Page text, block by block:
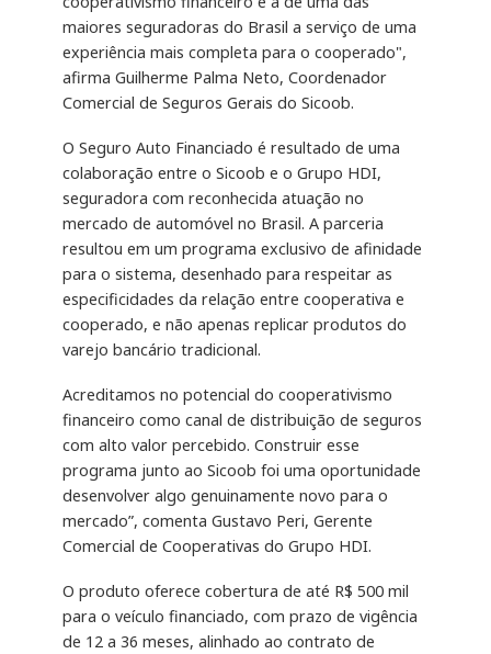
maiores seguradoras do Brasil a serviço de uma
experiência mais completa para o cooperado",
afirma Guilherme Palma Neto, Coordenador
Comercial de Seguros Gerais do Sicoob.
O Seguro Auto Financiado é resultado de uma
colaboração entre o Sicoob e o Grupo HDI,
seguradora com reconhecida atuação no
mercado de automóvel no Brasil. A parceria
resultou em um programa exclusivo de afinidade
para o sistema, desenhado para respeitar as
especificidades da relação entre cooperativa e
cooperado, e não apenas replicar produtos do
varejo bancário tradicional.
Acreditamos no potencial do cooperativismo
financeiro como canal de distribuição de seguros
com alto valor percebido. Construir esse
programa junto ao Sicoob foi uma oportunidade
desenvolver algo genuinamente novo para o
mercado”, comenta Gustavo Peri, Gerente
Comercial de Cooperativas do Grupo HDI.
O produto oferece cobertura de até R$ 500 mil
para o veículo financiado, com prazo de vigência
de 12 a 36 meses, alinhado ao contrato de